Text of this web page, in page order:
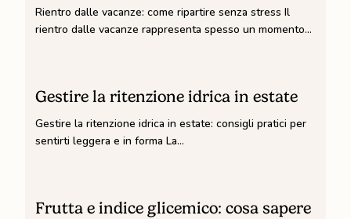
ripartire
Rientro dalle vacanze: come ripartire senza stress Il
rientro dalle vacanze rappresenta spesso un momento…
la
idrica
Gestire la ritenzione idrica in estate
Gestire la ritenzione idrica in estate: consigli pratici per
sentirti leggera e in forma La…
e
Frutta e indice glicemico: cosa sapere